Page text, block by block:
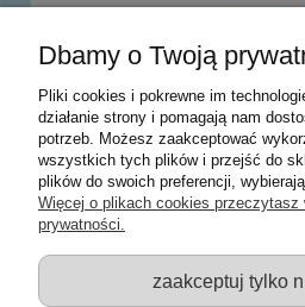
do
Warunki
Moje konto
Informacje o
Sklep z zabawkami Łódź ::
Dbamy o Twoją
Pliki cookies i pokrewne im
działanie strony i pomagają nam
potrzeb. Możesz zaakceptować
wszystkich tych plików i przejść do
plików do swoich preferencji,
Więcej o plikach cookies przeczytasz
prywatności.
zaakceptuj tylko